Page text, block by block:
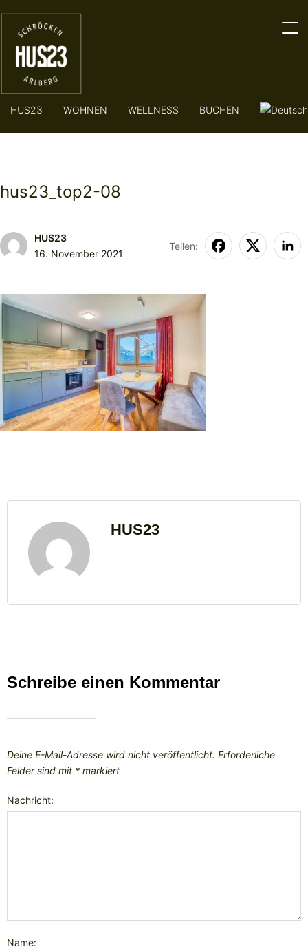
HUS23 WOHNEN WELLNESS BUCHEN
hus23_top2-08
HUS23
16. November 2021
Teilen:
HUS23
Schreibe einen Kommentar
Deine E-Mail-Adresse wird nicht veröffentlicht. Erforderliche
Felder sind mit * markiert
Nachricht:
Name: